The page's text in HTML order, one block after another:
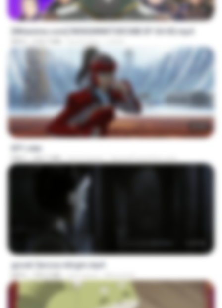
[Witanime.com] RKNGMNNTSRCMB EP 04 HD.mp4
há 23 dias
EP1.mkv
MKV 390.7 MB há 4 meses SpacePowerFan.com
goset 3arosa mtrgm.mp4
739.3 MB Ahmed A.